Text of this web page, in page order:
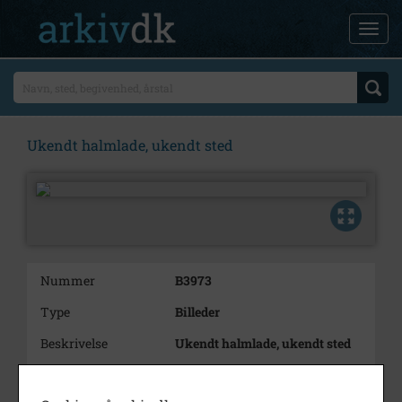
Ukendt halmlade, ukendt sted
Nummer
B3973
Type
Billeder
Beskrivelse
Ukendt halmlade, ukendt sted